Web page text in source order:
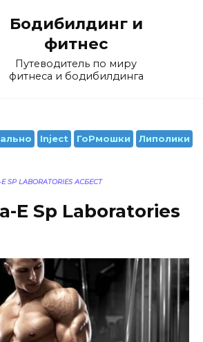
Бодибилдинг и
фитнес
Путеводитель по миру
фитнеса и бодибилдинга
Inject ГоРмошки Липолики
SP LABORATORIES АСБЕСТ
E Sp Laboratories